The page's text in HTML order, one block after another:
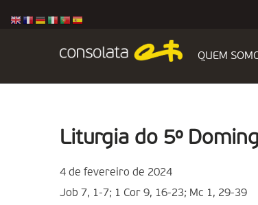
QUEM
Liturgia do 5º
4 de fevereiro de 2024
Job 7, 1-7; 1 Cor 9, 16-23; Mc 1, 29-39